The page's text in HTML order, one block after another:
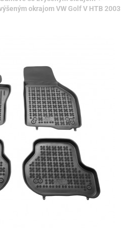
okrajom VW Golf V HTB 2003